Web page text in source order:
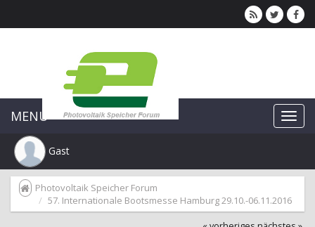
MENU
Gast
Photovoltaik Speicher Forum
57. Internationale Bootsmesse Hamburg 29.10.-06.11.2016